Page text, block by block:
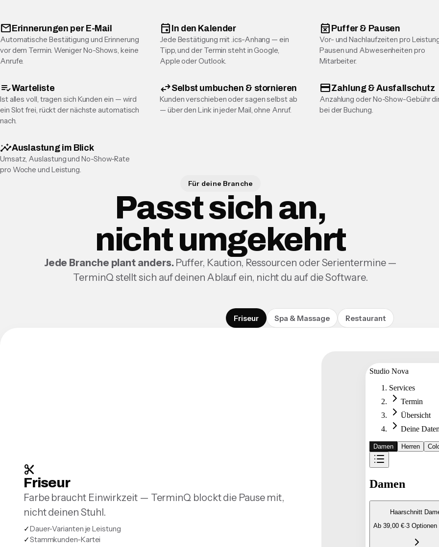
mailErinnerungen per E-Mail
Automatische Bestätigung und Erinnerung
vor dem Termin. Weniger No-Shows, keine
Anrufe.
event In den Kalender
Jede Bestätigung mit .ics-Anhang — ein
Tipp, und der Termin steht in Google,
Apple oder Outlook.
event_busy Puffer & Pausen
Vor- und Nachlaufzeiten pro
Pausen und Abwesenheiten pro
Mitarbeiter.
playlist_add_checkWarteliste
Ist alles voll, tragen sich Kunden ein — wird
ein Slot frei, rückt der nächste automatisch
nach.
swap_horizSelbst umbuchen & stornieren
Kunden verschieben oder sagen selbst ab
— über den Link in jeder Mail, ohne Anruf.
credit_cardZahlung & Ausfallschutz
Anzahlung oder No-Show-Gebühr
bei der Buchung.
insightsAuslastung im Blick
Umsatz, Auslastung und No-Show-Rate
pro Woche und Leistung.
Für deine Branche
Passt sich an,
nicht umgekehrt
Jede Branche plant anders. Puffer, Kaution, Ressourcen oder Serientermine —
TerminQ stellt sich auf deinen Ablauf ein, nicht du auf die Software.
Friseur Spa & Massage Restaurant
content_cut
Friseur
Farbe braucht Einwirkzeit — TerminQ blockt die Pause mit,
nicht deinen Stuhl.
✓Dauer-Varianten je Leistung
✓Stammkunden-Kartei